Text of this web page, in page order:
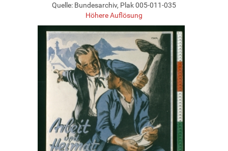
Quelle: Bundesarchiv, Plak 005-011-035
Höhere Auflösung